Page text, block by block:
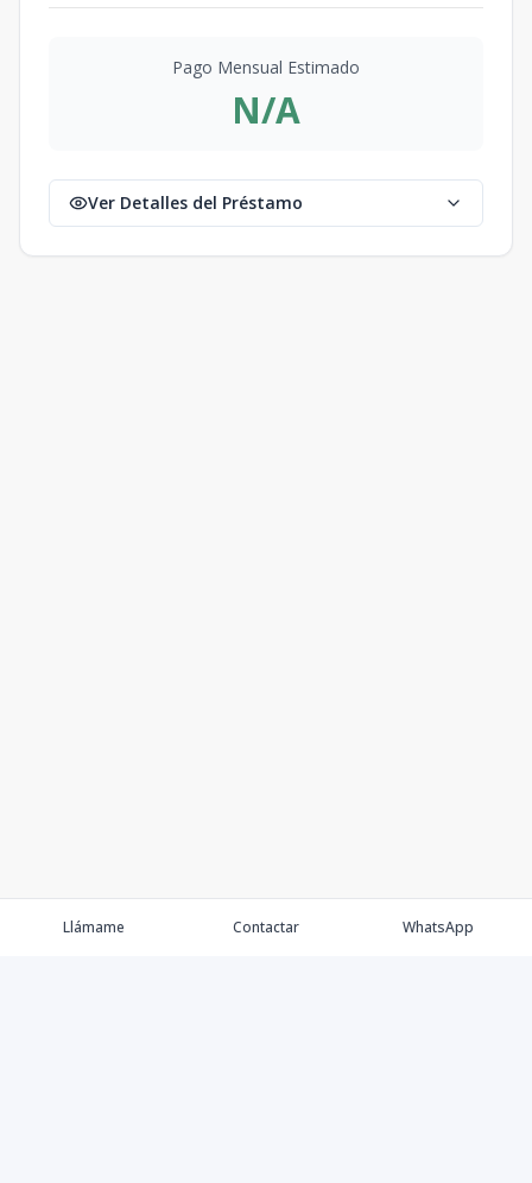
Pago Mensual Estimado
N/A
Ver Detalles del Préstamo
Llámame Contactar WhatsApp